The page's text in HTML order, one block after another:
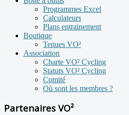
Programmes Excel
Calculateurs
Plans entrainement
Boutique
Tenues VO²
Association
Charte VO² Cycling
Statuts VO² Cycling
Comité
Où sont les membres ?
Partenaires VO²